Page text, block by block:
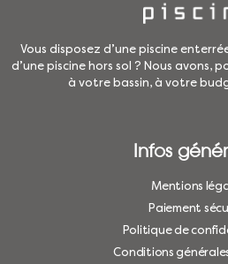
Vous disposez d’une piscine
d’une piscine hors sol ? Nous avons,
à votre bassin, à votre
Infos
Mentions
Paiement
Politique de
Conditions